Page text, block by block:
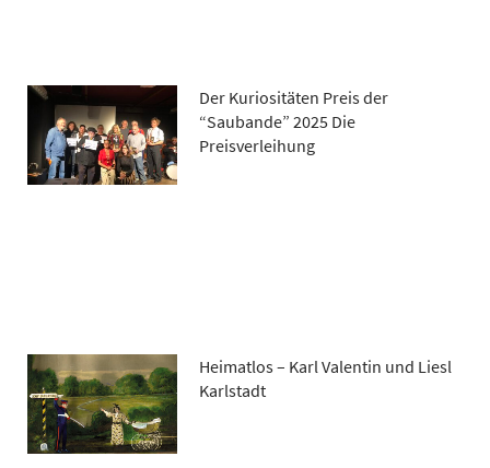
Der Kuriositäten Preis der
“Saubande” 2025 Die
Preisverleihung
Heimatlos – Karl Valentin und Liesl
Karlstadt